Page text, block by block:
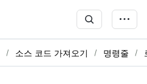
소스 코드 가져오기 명령줄